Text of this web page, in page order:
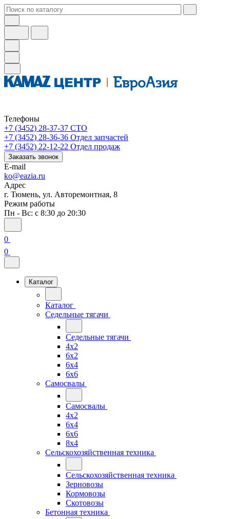
Телефоны
+7 (3452) 28-37-37 СТО
+7 (3452) 28-36-36 Отдел запчастей
+7 (3452) 22-12-22 Отдел продаж
Заказать звонок
E-mail
ko@eazia.ru
Адрес
г. Тюмень, ул. Авторемонтная, 8
Режим работы
Пн - Вс: с 8:30 до 20:30
0
0
Каталог
Каталог
Седельные тягачи
Седельные тягачи
4x2
6x2
6x4
6x6
Самосвалы
Самосвалы
4x2
6x4
6x6
8x4
Сельскохозяйственная техника
Сельскохозяйственная техника
Зерновозы
Кормовозы
Скотовозы
Бетонная техника